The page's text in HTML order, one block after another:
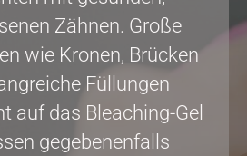
Zähnen. Große
wie Kronen, Brücken
Füllungen
auf das Bleaching-Gel
gegebenenfalls